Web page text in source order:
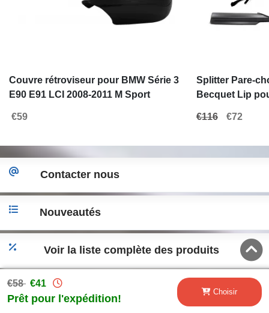
Couvre rétroviseur pour BMW Série 3
E90 E91 LCI 2008-2011 M Sport
€59
Splitter Pare-
Becquet Lip
€116 €72
€58 €41
Prêt pour l'expédition!
Choisir
Contacter nous
Nouveautés
Voir la liste complète des produits
Accéder a la version desktop